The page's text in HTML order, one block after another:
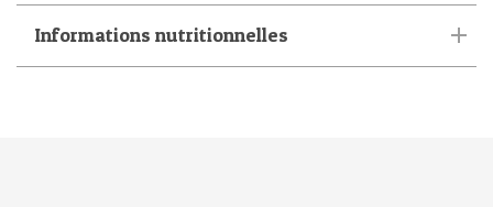
Informations nutritionnelles